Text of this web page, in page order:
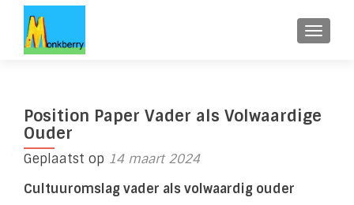
Position Paper Vader als Volwaardige
Ouder
Geplaatst op 14 maart 2024
Cultuuromslag vader als volwaardig ouder